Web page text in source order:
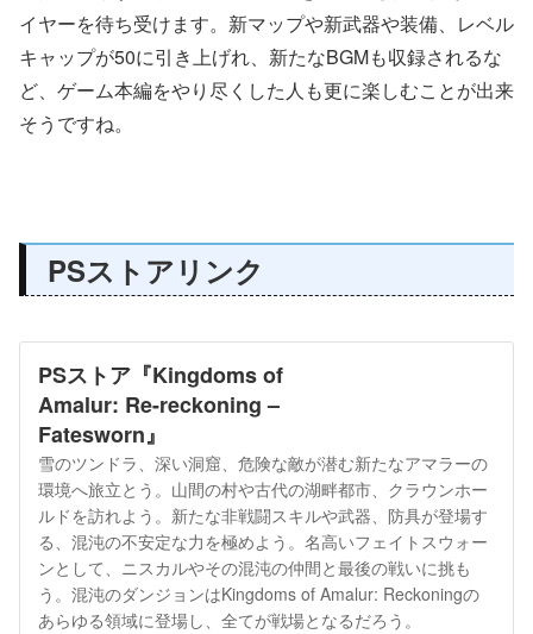
イヤーを待ち受けます。新マップや新武器や装備、レベル
キャップが50に引き上げれ、新たなBGMも収録されるな
ど、ゲーム本編をやり尽くした人も更に楽しむことが出来
そうですね。
PSストアリンク
PSストア『Kingdoms of
Amalur: Re-reckoning –
Fatesworn』
雪のツンドラ、深い洞窟、危険な敵が潜む新たなアマラーの
環境へ旅立とう。山間の村や古代の湖畔都市、クラウンホー
ルドを訪れよう。新たな非戦闘スキルや武器、防具が登場す
る、混沌の不安定な力を極めよう。名高いフェイトスウォー
ンとして、ニスカルやその混沌の仲間と最後の戦いに挑も
う。混沌のダンジョンはKingdoms of Amalur: Reckoningの
あらゆる領域に登場し、全てが戦場となるだろう。